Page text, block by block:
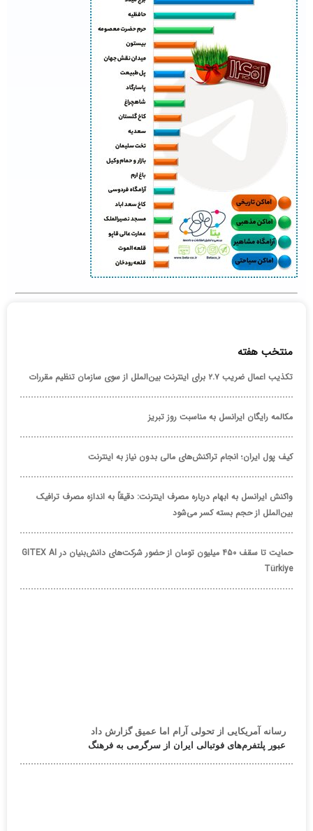
منتخب هفته
تکذیب اعمال ضریب ۲.۷ برای اینترنت بین‌الملل از سوی سازمان تنظیم مقررات
مکالمه رایگان ایرانسل به مناسبت روز تبریز
کیف پول ایران؛ انجام تراکنش‌های مالی بدون نیاز به اینترنت
واکنش ایرانسل به ابهام درباره مصرف اینترنت: دقیقاً به اندازه مصرف ترافیک
بین‌الملل از حجم بسته کسر می‌شود
حمایت تا سقف ۴۵۰ میلیون تومان از حضور شرکت‌های دانش‌بنیان در GITEX AI
Türkiye
رسانه آمریکایی از تحولی آرام اما عمیق گزارش داد
عبور پلتفرم‌های فوتبالی ایران از سرگرمی به فرهنگ